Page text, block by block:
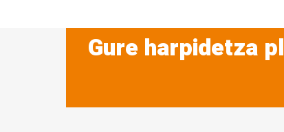
Gure harpidetza